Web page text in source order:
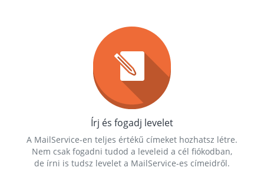
Írj és fogadj levelet
A MailService-en teljes értékű címeket hozhatsz létre.
Nem csak fogadni tudod a leveleid a cél fiókodban,
de írni is tudsz levelet a MailService-es címeidről.